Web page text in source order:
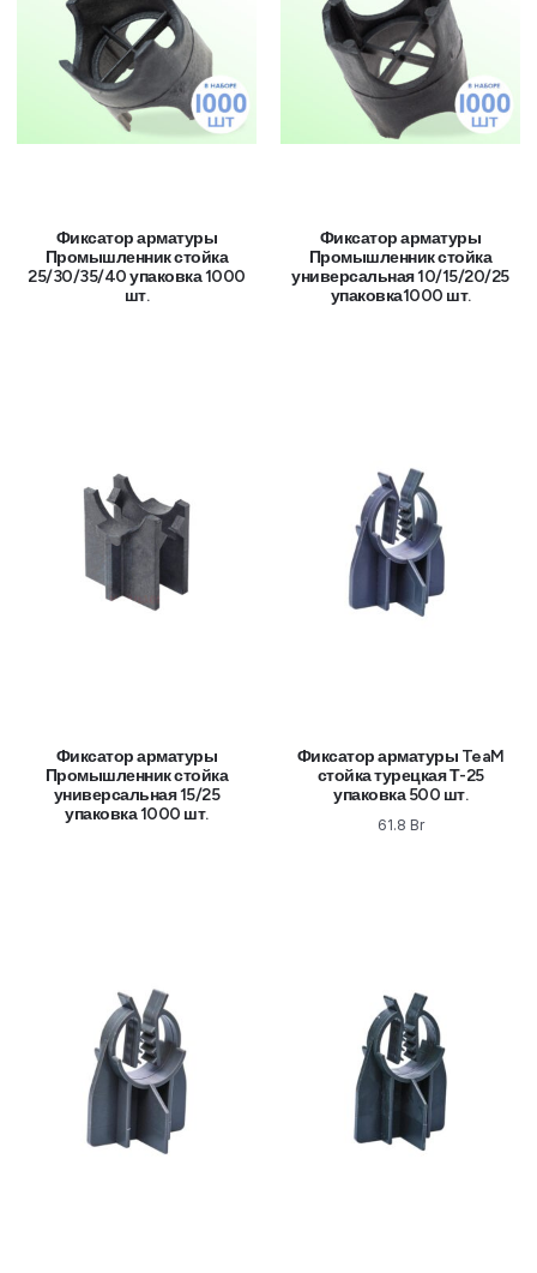
Фиксатор арматуры
Промышленник стойка
25/30/35/40 упаковка 1000
шт.
Фиксатор арматуры
Промышленник стойка
универсальная 10/15/20/25
упаковка1000 шт.
Фиксатор арматуры
Промышленник стойка
универсальная 15/25
упаковка 1000 шт.
Фиксатор арматуры TeaM
стойка турецкая Т-25
упаковка 500 шт.
61.8 Br